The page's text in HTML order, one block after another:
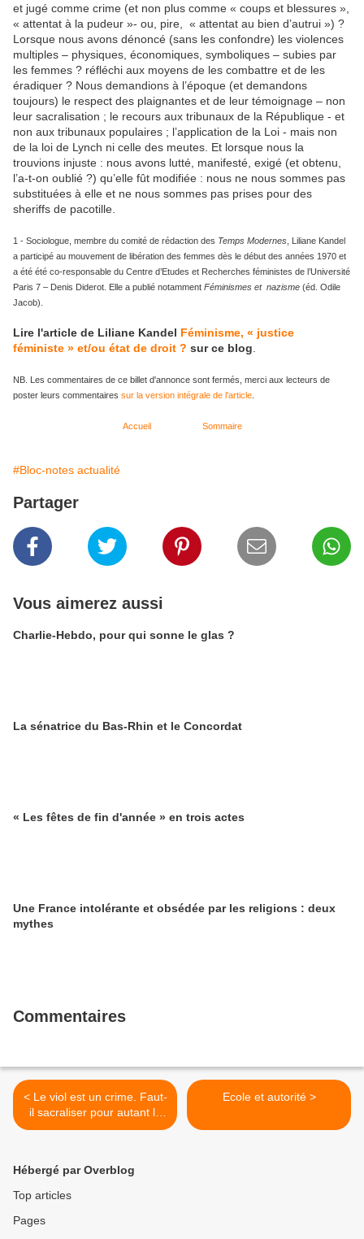
et jugé comme crime (et non plus comme « coups et blessures »,
« attentat à la pudeur »- ou, pire, « attentat au bien d’autrui ») ?
Lorsque nous avons dénoncé (sans les confondre) les violences
multiples – physiques, économiques, symboliques – subies par
les femmes ? réfléchi aux moyens de les combattre et de les
éradiquer ? Nous demandions à l’époque (et demandons
toujours) le respect des plaignantes et de leur témoignage – non
leur sacralisation ; le recours aux tribunaux de la République - et
non aux tribunaux populaires ; l’application de la Loi - mais non
de la loi de Lynch ni celle des meutes. Et lorsque nous la
trouvions injuste : nous avons lutté, manifesté, exigé (et obtenu,
l’a-t-on oublié ?) qu’elle fût modifiée : nous ne nous sommes pas
substituées à elle et ne nous sommes pas prises pour des
sheriffs de pacotille.
1 - Sociologue, membre du comité de rédaction des Temps Modernes , Liliane Kandel
a participé au mouvement de libération des femmes dès le début des années 1970 et
a été été co-responsable du Centre d’Etudes et Recherches féministes de l’Université
Paris 7 – Denis Diderot. Elle a publié notamment Féminismes et nazisme (éd. Odile
Jacob).
Lire l'article de Liliane Kandel Féminisme, « justice
féministe » et/ou état de droit ? sur ce blog
NB. Les commentaires de ce billet d'annonce sont fermés, merci aux lecteurs de
poster leurs commentaires sur la version intégrale de l'article
Accueil Sommaire
#Bloc-notes actualité
Partager
Vous aimerez aussi
Charlie-Hebdo, pour qui sonne le glas ?
La sénatrice du Bas-Rhin et le Concordat
« Les fêtes de fin d'année » en trois actes
Une France intolérante et obsédée par les religions : deux
mythes
Commentaires
< Le viol est un crime. Faut-
il sacraliser pour autant la
parole de toute femme?
Ecole et autorité >
Hébergé par Overblog
Top articles
Pages